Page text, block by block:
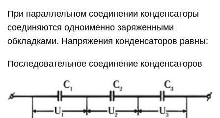
При параллельном соединении конденсаторы
соединяются одноименно заряженными
обкладками. Напряжения конденсаторов равны:
Последовательное соединение конденсаторов